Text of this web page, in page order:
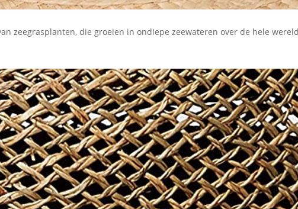
zeegrasplanten, die groeien in ondiepe zeewateren over de hele